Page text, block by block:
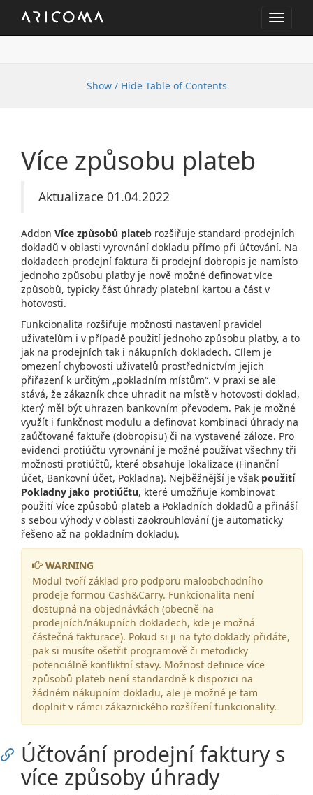
Toggle
Show / Hide Table of Contents
Více způsobu plateb
Aktualizace 01.04.2022
Addon Více způsobů plateb rozšiřuje standard prodejních
dokladů v oblasti vyrovnání dokladu přímo při účtování. Na
dokladech prodejní faktura či prodejní dobropis je namísto
jednoho způsobu platby je nově možné definovat více
způsobů, typicky část úhrady platební kartou a část v
hotovosti.
Funkcionalita rozšiřuje možnosti nastavení pravidel
uživatelům i v případě použití jednoho způsobu platby, a to
jak na prodejních tak i nákupních dokladech. Cílem je
omezení chybovosti uživatelů prostřednictvím jejich
přiřazení k určitým „pokladním místům“. V praxi se ale
stává, že zákazník chce uhradit na místě v hotovosti doklad,
který měl být uhrazen bankovním převodem. Pak je možné
využít i funkčnost modulu a definovat kombinaci úhrady na
zaúčtované faktuře (dobropisu) či na vystavené záloze. Pro
evidenci protiúčtu vyrovnání je možné používat všechny tři
možnosti protiúčtů, které obsahuje lokalizace (Finanční
účet, Bankovní účet, Pokladna). Nejběžnější je však použití
Pokladny jako protiúčtu, které umožňuje kombinovat
použití Více způsobů plateb a Pokladních dokladů a přináší
s sebou výhody v oblasti zaokrouhlování (je automaticky
řešeno až na pokladním dokladu).
WARNING
Modul tvoří základ pro podporu maloobchodního
prodeje formou Cash&Carry. Funkcionalita není
dostupná na objednávkách (obecně na
prodejních/nákupních dokladech, kde je možná
částečná fakturace). Pokud si ji na tyto doklady přidáte,
pak si musíte ošetřit programově či metodicky
potenciálně konfliktní stavy. Možnost definice více
způsobů plateb není standardně k dispozici na
žádném nákupním dokladu, ale je možné je tam
doplnit v rámci zákaznického rozšíření funkcionality.
Účtování prodejní faktury s
více způsoby úhrady